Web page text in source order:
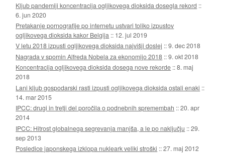
Kljub pandemiji koncentracija ogljikovega dioksida dosegla rekord ::
6. jun 2020
Pretakanje pornografije po internetu ustvari toliko izpustov
ogljikovega dioksida kakor Belgija :: 12. jul 2019
V letu 2018 izpusti ogljikovega dioksida najvišji doslej ::9. dec 2018
Nagrada v spomin Alfreda Nobela za ekonomijo 2018 ::9. okt 2018
Koncentracija ogljikovega dioksida dosega nove rekorde ::8. maj
2018
Lani kljub gospodarski rasti izpusti ogljikovega dioksida ostali enaki ::
14. mar 2015
IPCC: drugi in tretji del poročila o podnebnih spremembah ::20. apr
2014
IPCC: Hitrost globalnega segrevanja manjša, a le po naključju ::29.
sep 2013
Posledice japonskega izklopa nukleark veliki stroški ::27. maj 2012